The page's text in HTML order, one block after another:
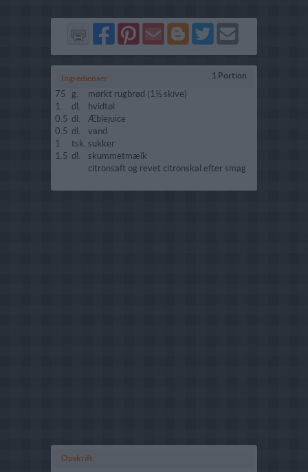
Del
på
Facebook
Del
på
Pinterest
Send
via
GMail
Del
på
Blogger
Del
på
Twitter
Send
Ingredienser 1 Portion
75 g.
mørkt rugbrød (1½ skive)
1
dl.
hvidtøl
0.5 dl.
Æblejuice
0.5 dl.
vand
1
tsk. sukker
1.5 dl.
skummetmælk
citronsaft og revet citronskal efter smag
Opskrift